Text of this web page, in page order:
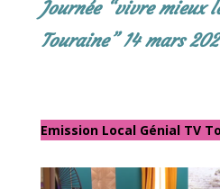
Journée “vivre mieux
Touraine” 14 mars
Emission Local Génial TV